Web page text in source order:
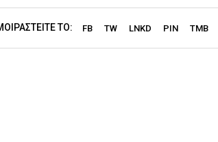
ΤΟ: FB TW LNKD PIN TMB